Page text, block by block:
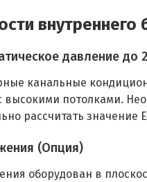
внутреннего
давление до
канальные
потолками.
рассчитать значение
(Опция)
оборудован в